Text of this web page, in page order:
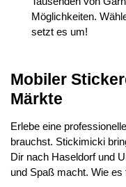
Möglichkeiten.
setzt es um!
Mobiler
Märkte
Erlebe eine
brauchst. Stickimicki
Dir nach Haseldorf und
und Spaß macht. Wie es